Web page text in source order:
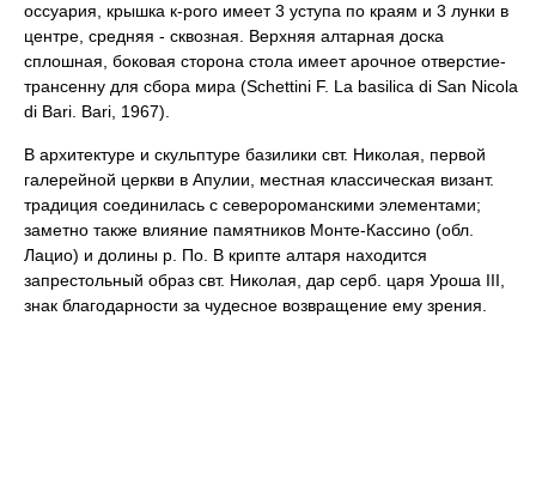
оссуария, крышка к-рого имеет 3 уступа по краям и 3 лунки в
центре, средняя - сквозная. Верхняя алтарная доска
сплошная, боковая сторона стола имеет арочное отверстие-
трансенну для сбора мира (Schettini F. La basilica di San Nicola
di Bari. Bari, 1967).
В архитектуре и скульптуре базилики свт. Николая, первой
галерейной церкви в Апулии, местная классическая визант.
традиция соединилась с северороманскими элементами;
заметно также влияние памятников Монте-Кассино (обл.
Лацио) и долины р. По. В крипте алтаря находится
запрестольный образ свт. Николая, дар серб. царя Уроша III,
знак благодарности за чудесное возвращение ему зрения.